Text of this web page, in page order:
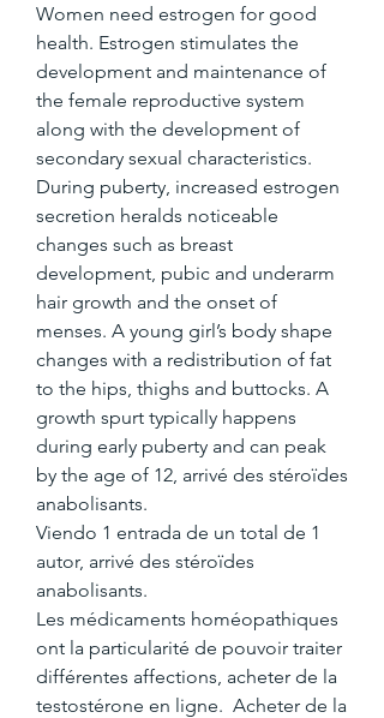
Women need estrogen for good
health. Estrogen stimulates the
development and maintenance of
the female reproductive system
along with the development of
secondary sexual characteristics.
During puberty, increased estrogen
secretion heralds noticeable
changes such as breast
development, pubic and underarm
hair growth and the onset of
menses. A young girl’s body shape
changes with a redistribution of fat
to the hips, thighs and buttocks. A
growth spurt typically happens
during early puberty and can peak
by the age of 12, arrivé des stéroïdes
anabolisants.
Viendo 1 entrada de un total de 1
autor, arrivé des stéroïdes
anabolisants.
Les médicaments homéopathiques
ont la particularité de pouvoir traiter
différentes affections, acheter de la
testostérone en ligne.  Acheter de la